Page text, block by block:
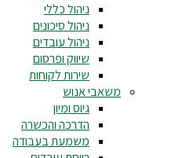
ניהול כללי
ניהול סיכונים
ניהול עובדים
שיווק ופרסום
שירות לקוחות
משאבי אנוש
גיוס ומיון
הדרכה והכשרה
משמעת בעבודה